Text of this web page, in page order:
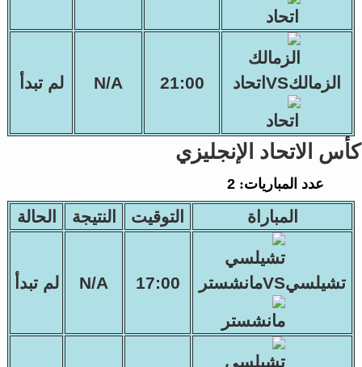
الزمالكVSاتحاد 21:00
N/A لم تبدأ
كأس الاتحاد الإنجليزي
عدد المباريات:2
المباراة التوقيت النتيجة الحالة
تشيلسيVSمانشستر 17:00
N/A لم تبدأ